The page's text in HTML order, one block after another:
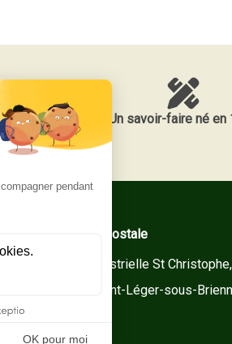
Un savoir-faire né en
Adresse postale
Zone Industrielle St Christophe,
10500 Saint-Léger-sous-